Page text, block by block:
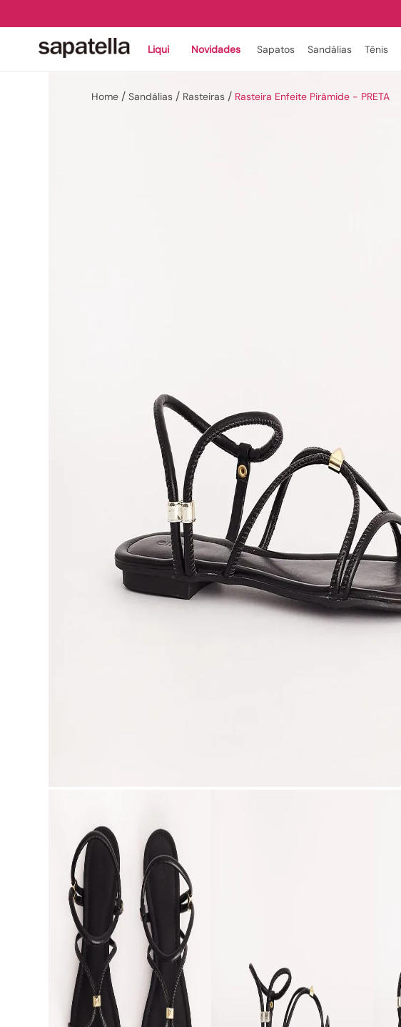
Liqui Novidades Sapatos Sandálias Tênis
Sandálias Rasteiras Rasteira Enfeite Pirâmide - PRETA